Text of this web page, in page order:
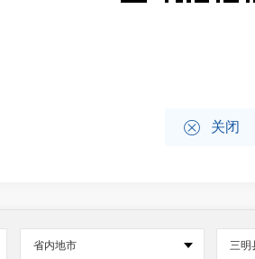
 关闭
省内地市 三明